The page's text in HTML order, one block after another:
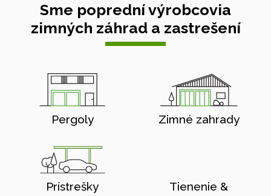
Sme poprední výrobcovia
zimných záhrad a zastrešení
Pergoly Zimné zahrady
Prístrešky
Tienenie &